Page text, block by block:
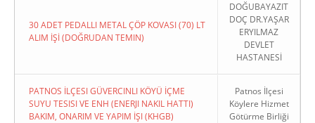
30 ADET PEDALLI METAL ÇÖP KOVASI (70) LT
ALIM İŞİ (DOĞRUDAN TEMIN)
DOĞUBAYAZIT
DOÇ DR.YAŞAR
ERYILMAZ
DEVLET
HASTANESİ
PATNOS İLÇESI GÜVERCINLI KÖYÜ İÇME
SUYU TESISI VE ENH (ENERJI NAKIL HATTI)
BAKIM, ONARIM VE YAPIM İŞI (KHGB)
Patnos İlçesi
Köylere Hizmet
Götürme Birliği